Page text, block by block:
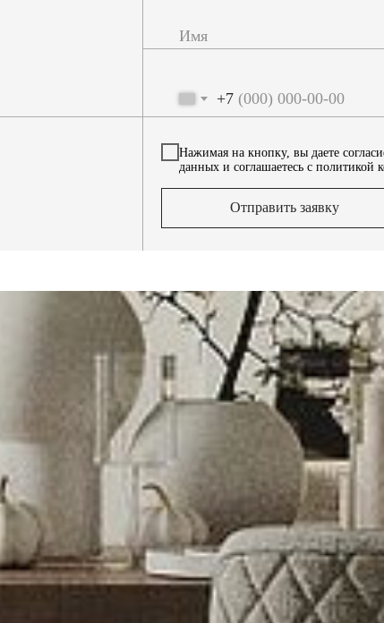
+7
Нажимая на кнопку, вы даете
данных и соглашаетесь c политикой
Отправить заявку